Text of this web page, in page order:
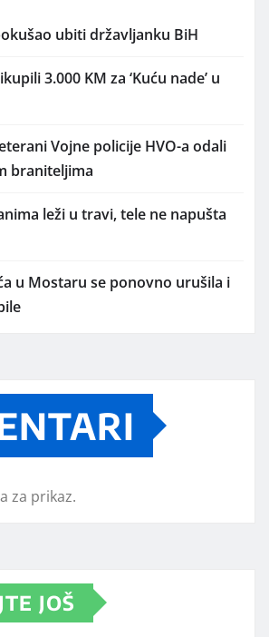
ubiti državljanku BiH
3.000 KM za ‘Kuću nade’ u
Vojne policije HVO-a odali
braniteljima
leži u travi, tele ne napušta
u Mostaru se ponovno urušila i
za prikaz.
JOŠ